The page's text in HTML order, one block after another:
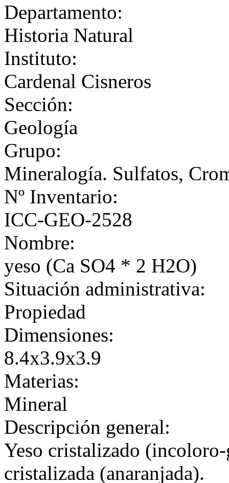
Departamento:
Historia Natural
Instituto:
Cardenal Cisneros
Sección:
Geología
Grupo:
Mineralogía. Sulfatos,
Nº Inventario:
ICC-GEO-2528
Nombre:
yeso (Ca SO4 * 2 H2O)
Situación administrativa:
Propiedad
Dimensiones:
8.4x3.9x3.9
Materias:
Mineral
Descripción general:
Yeso cristalizado
cristalizada (anaranjada).